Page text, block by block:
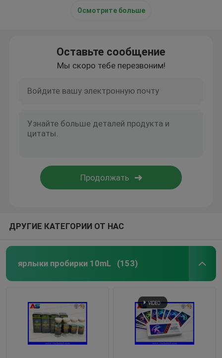
Осмотрите больше
Оставьте сообщение
Мы скоро тебе перезвоним!
ДРУГИЕ КАТЕГОРИИ ОТ НАС
ярлыки пробирки 10mL (153)